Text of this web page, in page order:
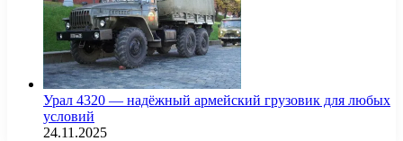
Урал 4320 — надёжный армейский грузовик для любых
условий
24.11.2025